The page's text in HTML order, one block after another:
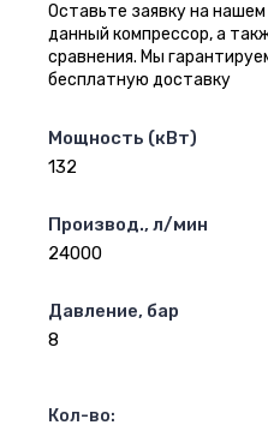
Оставьте заявку на
данный компрессор, а
сравнения. Мы
бесплатную доставку
Мощность (кВт)
132
Производ., л/мин
24000
Давление, бар
8
Кол-во: